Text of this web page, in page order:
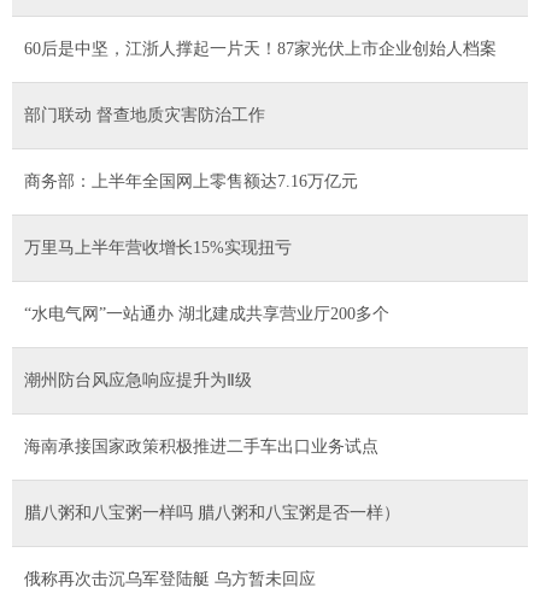
60后是中坚，江浙人撑起一片天！87家光伏上市企业创始人档案
部门联动 督查地质灾害防治工作
商务部：上半年全国网上零售额达7.16万亿元
万里马上半年营收增长15%实现扭亏
“水电气网”一站通办 湖北建成共享营业厅200多个
潮州防台风应急响应提升为Ⅱ级
海南承接国家政策积极推进二手车出口业务试点
腊八粥和八宝粥一样吗 腊八粥和八宝粥是否一样）
俄称再次击沉乌军登陆艇 乌方暂未回应